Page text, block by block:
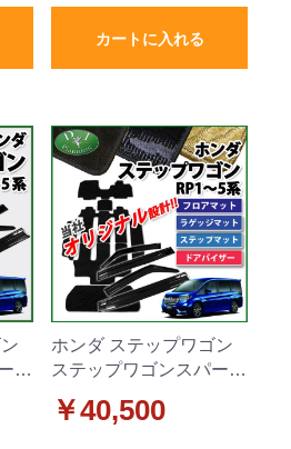
カートに入れる
ダ
ホンダ ステップワゴン
ステップワゴンスパーダ
&ラゲッジマット&ステ
￥40,500